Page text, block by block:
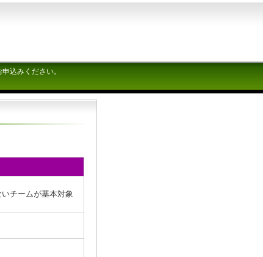
込みください。
ムが基本対象